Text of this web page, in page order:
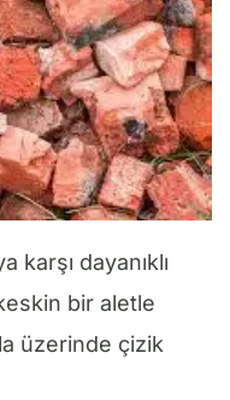
karşı dayanıklı
bir aletle
üzerinde çizik